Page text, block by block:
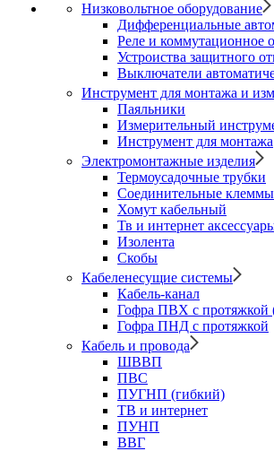
Низковольтное оборудование
Дифференциальные
Реле и коммутационное
Устроиства защитного
Выключатели
Инструмент для монтажа и
Паяльники
Измерительный
Инструмент для монтажа
Электромонтажные изделия
Термоусадочные трубки
Соединительные клеммы
Хомут кабельный
Тв и интернет
Изолента
Скобы
Кабеленесущие системы
Кабель-канал
Гофра ПВХ с протяжкой
Гофра ПНД с протяжкой
Кабель и провода
ШВВП
ПВС
ПУГНП (гибкий)
ТВ и интернет
ПУНП
ВВГ